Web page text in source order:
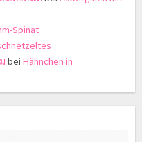
Spinat
bei Hähnchen in